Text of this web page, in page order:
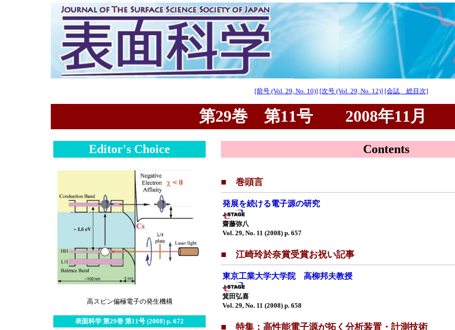
[前号 (Vol. 29, No. 10)] [次号 (Vol. 29, No. 12)] [会誌 総目次]
第29巻 第11号 2008年11月
Editor's Choice
高スピン偏極電子の発生機構
表面科学 第29巻 第11号 (2008) p. 672
Contents
■ 巻頭言
発展を続ける電子源の研究
齋藤弥八
Vol. 29, No. 11 (2008) p. 657
■ 江崎玲於奈賞受賞お祝い記事
東京工業大学大学院 高柳邦夫教授
箕田弘喜
Vol. 29, No. 11 (2008) p. 658
■ 特集：高性能電子源が拓く分析装置・計測技術